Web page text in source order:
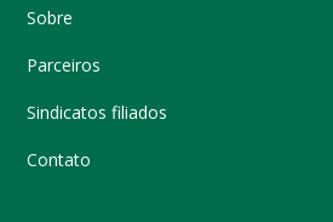
Sobre
Parceiros
Sindicatos filiados
Contato